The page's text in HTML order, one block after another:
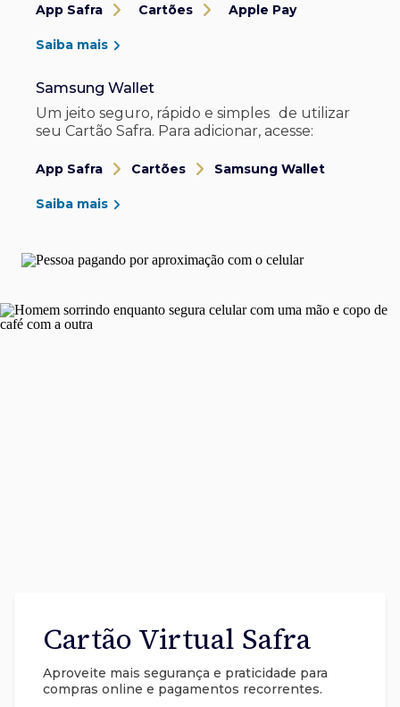
App Safra Cartões Apple Pay
Saiba mais
Samsung Wallet
Um jeito seguro, rápido e simples de utilizar
seu Cartão Safra. Para adicionar, acesse:
App Safra Cartões Samsung Wallet
Saiba mais
Cartão Virtual Safra
Aproveite mais segurança e praticidade para
compras online e pagamentos recorrentes.